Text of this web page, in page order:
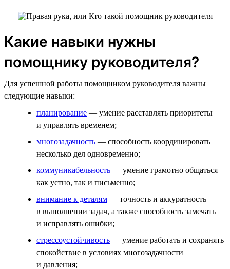
Какие навыки нужны
помощнику руководителя?
Для успешной работы помощником руководителя важны
следующие навыки:
планирование — умение расставлять приоритеты
и управлять временем;
многозадачность — способность координировать
несколько дел одновременно;
коммуникабельность — умение грамотно общаться
как устно, так и письменно;
внимание к деталям — точность и аккуратность
в выполнении задач, а также способность замечать
и исправлять ошибки;
стрессоустойчивость — умение работать и сохранять
спокойствие в условиях многозадачности
и давления;